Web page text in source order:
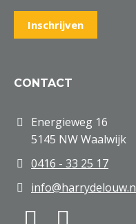
CONTACT
Energieweg 16
5145 NW Waalwijk
0416 - 33 25 17